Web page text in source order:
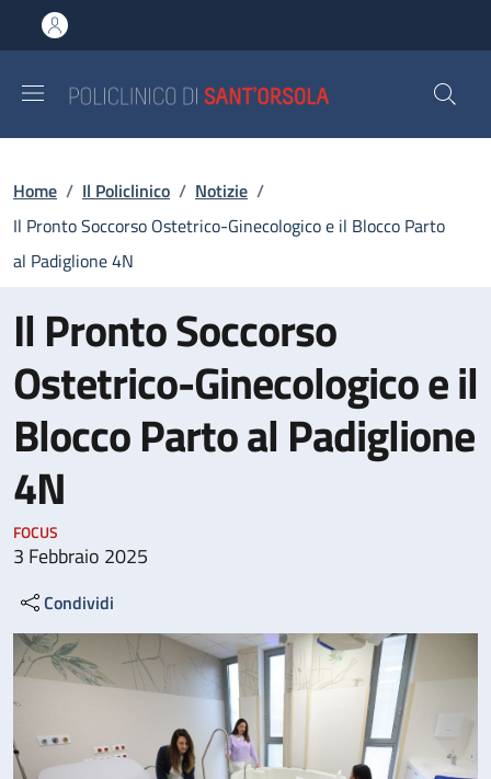
al contenuto principale
to footer content
Briciole di pane
Home / Il Policlinico / Notizie /
Il Pronto Soccorso Ostetrico-Ginecologico e il Blocco Parto
al Padiglione 4N
Il Pronto Soccorso
Ostetrico-Ginecologico e il
Blocco Parto al Padiglione
4N
FOCUS
3 Febbraio 2025
Condividi